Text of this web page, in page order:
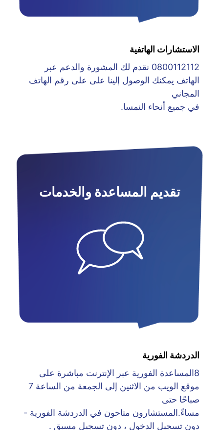
الاستشارات الهاتفية
0800112112 نقدم لك المشورة والدعم عبر
الهاتف يمكنك الوصول إلينا على على رقم الهاتف
المجاني
في جميع أنحاء النمسا.
تقديم المساعدة والخدمات
الدردشة الفورية
8المساعدة الفورية عبر الإنترنت مباشرة على
موقع الويب من الاثنين إلى الجمعة من الساعة 7
صباحًا حتى
مساءً.المستشارون متاحون في الدردشة الفورية -
دون تسجيل الدخول ، دون تسجيل مسبق .